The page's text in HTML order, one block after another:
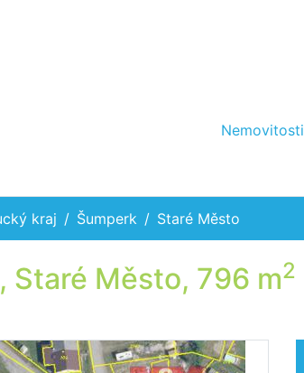
Nemovitosti
kraj Šumperk Staré Město
Staré Město, 796 m2